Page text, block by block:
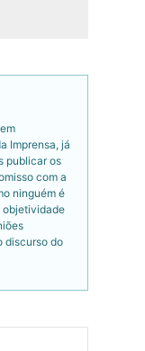
Imprensa, já
publicar os
com a
ninguém é
objetividade
discurso do